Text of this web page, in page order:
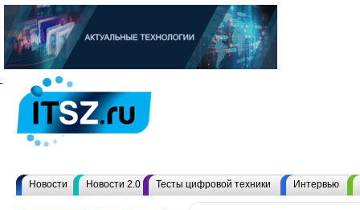
Новости Новости 2.0 Тесты цифровой техники Интервью